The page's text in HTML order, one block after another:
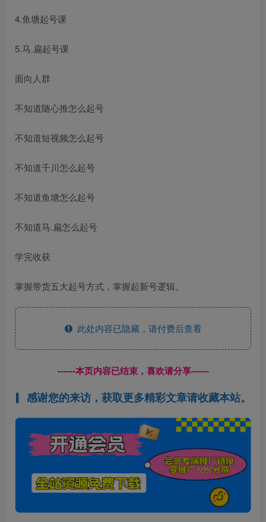
4.鱼塘起号课
5.马.扁起号课
面向人群
不知道随心推怎么起号
不知道短视频怎么起号
不知道千川怎么起号
不知道鱼塘怎么起号
不知道马.扁怎么起号
学完收获
掌握带货五大起号方式，掌握起新号逻辑。
此处内容已隐藏，请付费后查看
------本页内容已结束，喜欢请分享------
感谢您的来访，获取更多精彩文章请收藏本站。